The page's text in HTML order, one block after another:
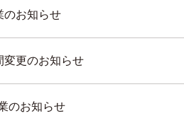
お知らせ
更のお知らせ
のお知らせ